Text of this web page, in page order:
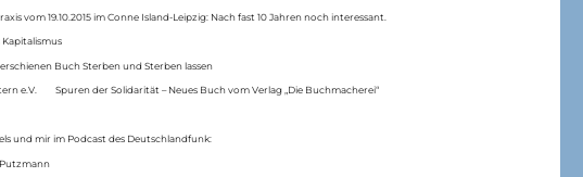
vom 19.10.2015 im Conne Island-Leipzig: Nach fast 10 Jahren noch interessant.
Buch Sterben und Sterben lassen
e.V. Spuren der Solidarität – Neues Buch vom Verlag „Die Buchmacherei“
und mir im Podcast des Deutschlandfunk: